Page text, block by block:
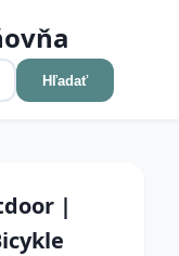
Hľadať
|